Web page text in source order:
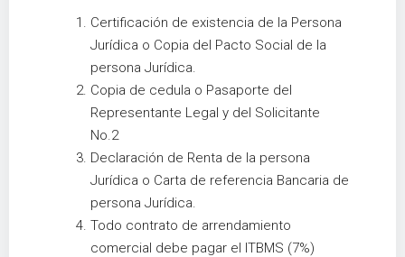
Certificación de existencia de la Persona
Jurídica o Copia del Pacto Social de la
persona Jurídica.
Copia de cedula o Pasaporte del
Representante Legal y del Solicitante
No.2
Declaración de Renta de la persona
Jurídica o Carta de referencia Bancaria de
persona Jurídica.
Todo contrato de arrendamiento
comercial debe pagar el ITBMS (7%)